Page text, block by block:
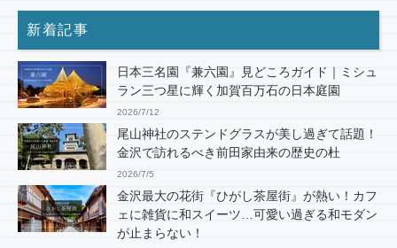
新着記事
日本三名園『兼六園』見どころガイド｜ミシュ
ラン三つ星に輝く加賀百万石の日本庭園
2026/7/12
尾山神社のステンドグラスが美し過ぎて話題！
金沢で訪れるべき前田家由来の歴史の杜
2026/7/5
金沢最大の花街『ひがし茶屋街』が熱い！カフ
ェに雑貨に和スイーツ…可愛い過ぎる和モダン
が止まらない！